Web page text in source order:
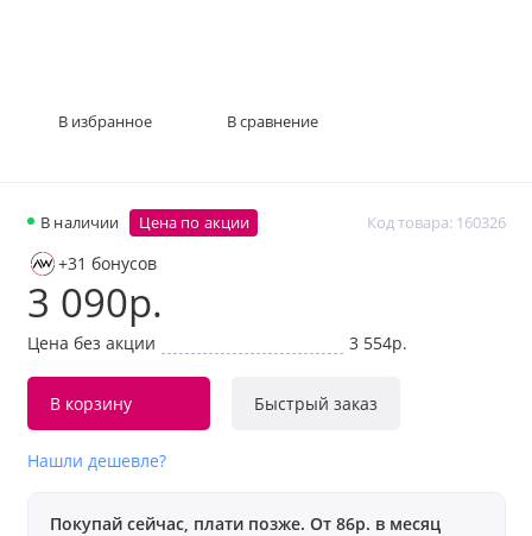
В наличии Код товара: 160326
Цена по акции
+31 бонусов
3 090р.
Цена без акции 3 554р.
В корзину Быстрый заказ
Нашли дешевле?
Покупай сейчас, плати позже. От 86р. в месяц
В избранное В сравнение